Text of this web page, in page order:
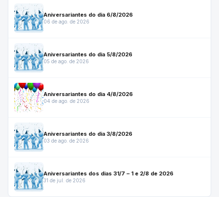
Aniversariantes do dia 6/8/2026
06 de ago. de 2026
Aniversariantes do dia 5/8/2026
05 de ago. de 2026
Aniversariantes do dia 4/8/2026
04 de ago. de 2026
Aniversariantes do dia 3/8/2026
03 de ago. de 2026
Aniversariantes dos dias 31/7 – 1 e 2/8 de 2026
31 de jul. de 2026